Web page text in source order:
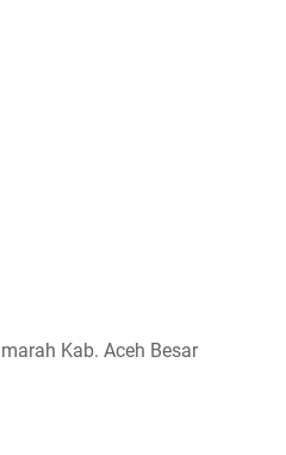
Kab. Aceh Besar